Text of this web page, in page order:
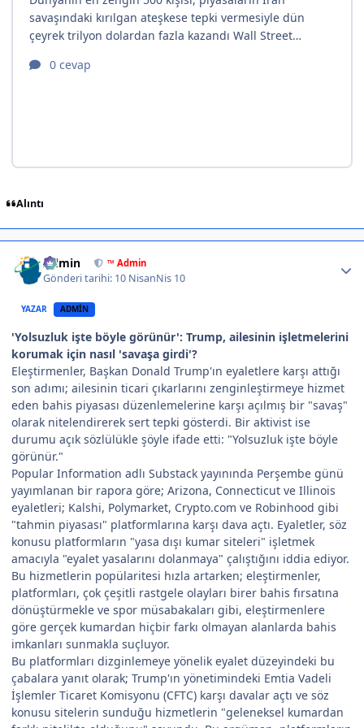
Alıntı
Admin ™ Admin
Gönderi tarihi: 10 NisanNis 10
YAZAR ADMIN
'Yolsuzluk işte böyle görünür': Trump, ailesinin işletmelerini
korumak için nasıl 'savaşa girdi'?
Eleştirmenler, Başkan Donald Trump'ın eyaletlere karşı attığı
son adımı; ailesinin ticari çıkarlarını zenginleştirmeye hizmet
eden bahis piyasası düzenlemelerine karşı açılmış bir "savaş"
olarak nitelendirerek sert tepki gösterdi. Bir aktivist ise
durumu açık sözlülükle şöyle ifade etti: "Yolsuzluk işte böyle
görünür."
Popular Information adlı Substack yayınında Perşembe günü
yayımlanan bir rapora göre; Arizona, Connecticut ve Illinois
eyaletleri; Kalshi, Polymarket, Crypto.com ve Robinhood gibi
"tahmin piyasası" platformlarına karşı dava açtı. Eyaletler, söz
konusu platformların "yasa dışı kumar siteleri" işletmek
amacıyla "eyalet yasalarını dolanmaya" çalıştığını iddia ediyor.
Bu hizmetlerin popülaritesi hızla artarken; eleştirmenler,
platformları, çok çeşitli rastgele olayları birer bahis fırsatına
dönüştürmekle ve spor müsabakaları gibi, eleştirmenlere
göre gerçek kumardan hiçbir farkı olmayan alanlarda bahis
imkanları sunmakla suçluyor.
Bu platformları dizginlemeye yönelik eyalet düzeyindeki bu
çabalara yanıt olarak; Trump'ın yönetimindeki Emtia Vadeli
İşlemler Ticaret Komisyonu (CFTC) karşı davalar açtı ve söz
konusu sitelerin sunduğu hizmetlerin "geleneksel kumardan